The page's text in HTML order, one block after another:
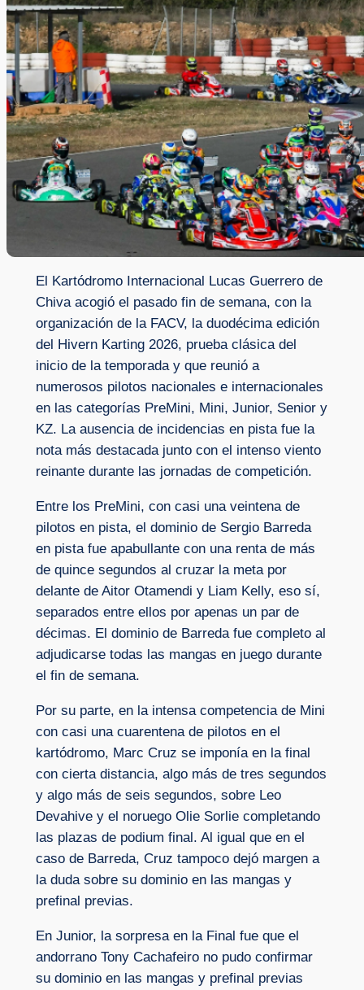
El Kartódromo Internacional Lucas Guerrero de
Chiva acogió el pasado fin de semana, con la
organización de la FACV, la duodécima edición
del Hivern Karting 2026, prueba clásica del
inicio de la temporada y que reunió a
numerosos pilotos nacionales e internacionales
en las categorías PreMini, Mini, Junior, Senior y
KZ. La ausencia de incidencias en pista fue la
nota más destacada junto con el intenso viento
reinante durante las jornadas de competición.
Entre los PreMini, con casi una veintena de
pilotos en pista, el dominio de Sergio Barreda
en pista fue apabullante con una renta de más
de quince segundos al cruzar la meta por
delante de Aitor Otamendi y Liam Kelly, eso sí,
separados entre ellos por apenas un par de
décimas. El dominio de Barreda fue completo al
adjudicarse todas las mangas en juego durante
el fin de semana.
Por su parte, en la intensa competencia de Mini
con casi una cuarentena de pilotos en el
kartódromo, Marc Cruz se imponía en la final
con cierta distancia, algo más de tres segundos
y algo más de seis segundos, sobre Leo
Devahive y el noruego Olie Sorlie completando
las plazas de podium final. Al igual que en el
caso de Barreda, Cruz tampoco dejó margen a
la duda sobre su dominio en las mangas y
prefinal previas.
En Junior, la sorpresa en la Final fue que el
andorrano Tony Cachafeiro no pudo confirmar
su dominio en las mangas y prefinal previas